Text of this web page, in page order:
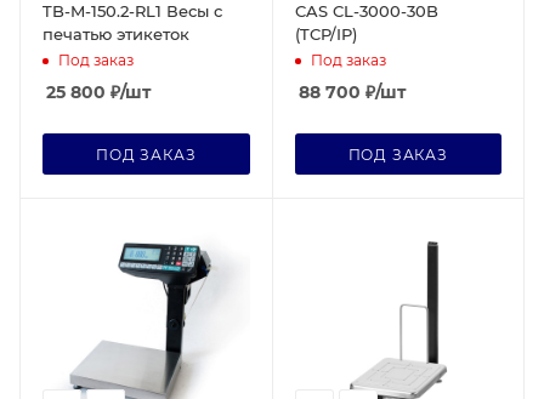
TB-M-150.2-RL1 Весы с
печатью этикеток
Под заказ
25 800 ₽/шт
ПОД ЗАКАЗ
CAS CL-3000-30B
(TCP/IP)
Под заказ
88 700 ₽/шт
ПОД ЗАКАЗ